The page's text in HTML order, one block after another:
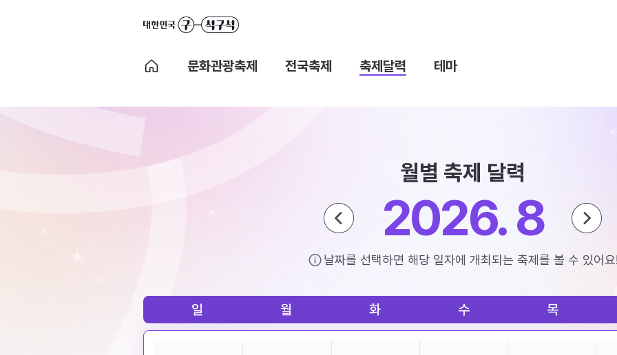
문화관광축제 전국축제 축제달력 테마
월별 축제 달력
2026. 8
날짜를 선택하면 해당 일자에 개최되는 축제를 볼 수 있어
일 월 화 수 목